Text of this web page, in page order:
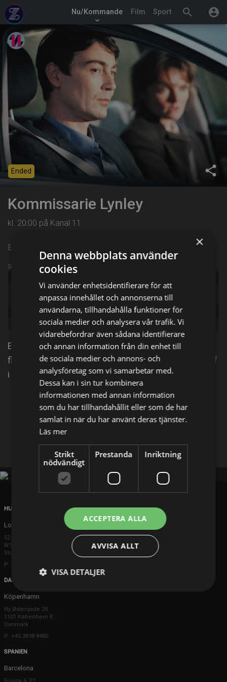
search account_circle
Nu/Kommande
keyboard_arrow_down
Film Sport
share
Ended
Kommissarie Lynley
kl. 20:00 på Kanal 11
Episode 7
Sändningsinformation
The Inspector Lynley Mysteries
Ett ögonblicks verk del 1
Kriminal
En före detta pressfotograf mördas och polisen har
flera teorier. Är det hans bakgrund som krigsfotograf
i Bosnien som fått honom mördad?
Facebook
HUVUDKONTOR
London
52 Brook Street
W1K 5DS London
Storbritannien
P: +44 203 608 8181
DANMARK
Köpenhamn
Ny Østergade 20
1101 København K
Danmark
P: +45 3698 8480
SPANIEN
Barcelona
×
Denna webbplats använder
cookies
Vi använder enhetsidentifierare för att
anpassa innehållet och annonserna till
användarna, tillhandahålla funktioner för
sociala medier och analysera vår trafik. Vi
vidarebefordrar även sådana identifierare
och annan information från din enhet till
de sociala medier och annons- och
analysföretag som vi samarbetar med.
Dessa kan i sin tur kombinera
informationen med annan information
som du har tillhandahållit eller som de har
samlat in när du har använt deras tjänster.
Läs mer
Strikt
nödvändigt
Prestanda Inriktning
ACCEPTERA ALLA
AVVISA ALLT
VISA DETALJER